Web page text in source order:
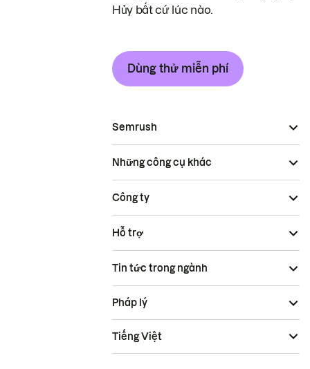
Hủy bất cứ lúc nào.
Dùng thử miễn phí
Semrush
Những công cụ khác
Công ty
Hỗ trợ
Tin tức trong ngành
Pháp lý
Tiếng Việt